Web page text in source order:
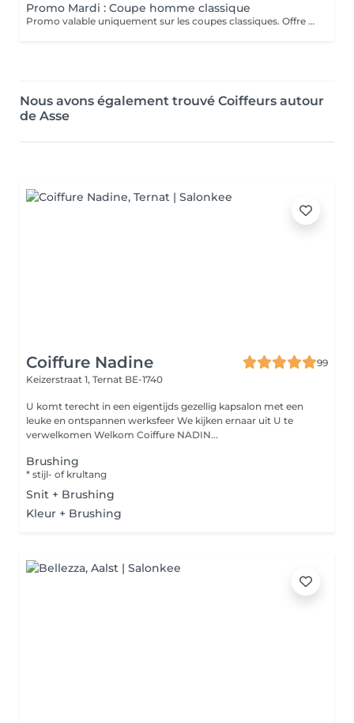
Promo Mardi : Coupe homme classique
Promo valable uniquement sur les coupes classiques. Offre non applicable aux taper, shave cut ou autres prestations spécifiques.
Nous avons également trouvé Coiffeurs autour
de Asse
Coiffure Nadine
99
Keizerstraat 1, Ternat BE-1740
U komt terecht in een eigentijds gezellig kapsalon met een
leuke en ontspannen werksfeer We kijken ernaar uit U te
verwelkomen Welkom Coiffure NADIN...
Brushing
* stijl- of krultang
Snit + Brushing
Kleur + Brushing